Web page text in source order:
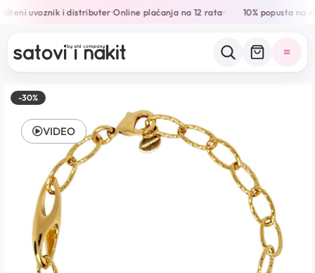
uvoznik i distributer•Online plaćanja na 12 rata• 10% popusta na
-30%
VIDEO